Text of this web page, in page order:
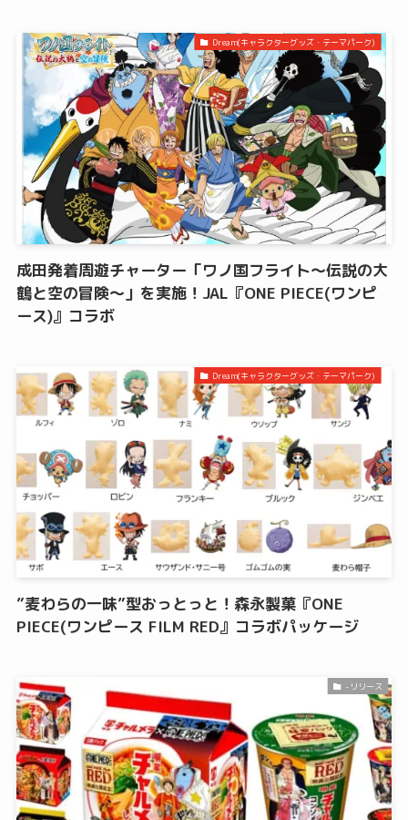
Dream(キャラクターグッズ・テーマパーク)
成田発着周遊チャーター「ワノ国フライト〜伝説の大
鶴と空の冒険〜」を実施！JAL『ONE PIECE(ワンピ
ース)』コラボ
Dream(キャラクターグッズ・テーマパーク)
”麦わらの一味”型おっとっと！森永製菓『ONE
PIECE(ワンピース FILM RED』コラボパッケージ
-リリース